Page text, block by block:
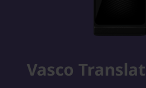
Vasco